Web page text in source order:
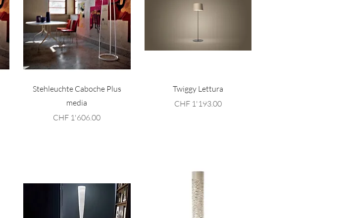
Schnellansicht
Stehleuchte Caboche Plus
media
Preis
CHF 1'606.00
Schnellansicht
Twiggy Lettura
Preis
CHF 1'193.00